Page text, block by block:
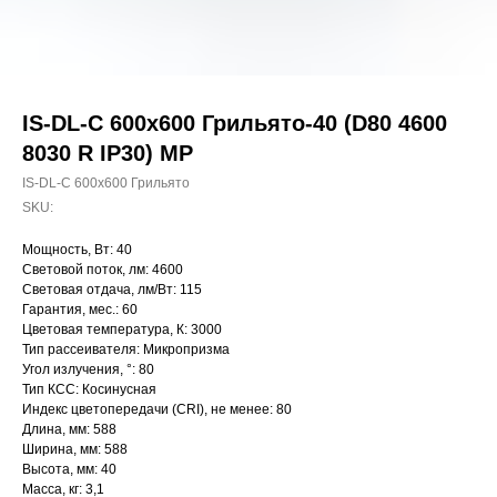
IS-DL-C 600х600 Грильято-40 (D80 4600
8030 R IP30) MP
IS-DL-C 600х600 Грильято
SKU:
Мощность, Вт: 40
Световой поток, лм: 4600
Световая отдача, лм/Вт: 115
Гарантия, мес.: 60
Цветовая температура, К: 3000
Тип рассеивателя: Микропризма
Угол излучения, °: 80
Тип КСС: Косинусная
Индекс цветопередачи (CRI), не менее: 80
Длина, мм: 588
Ширина, мм: 588
Высота, мм: 40
Масса, кг: 3,1